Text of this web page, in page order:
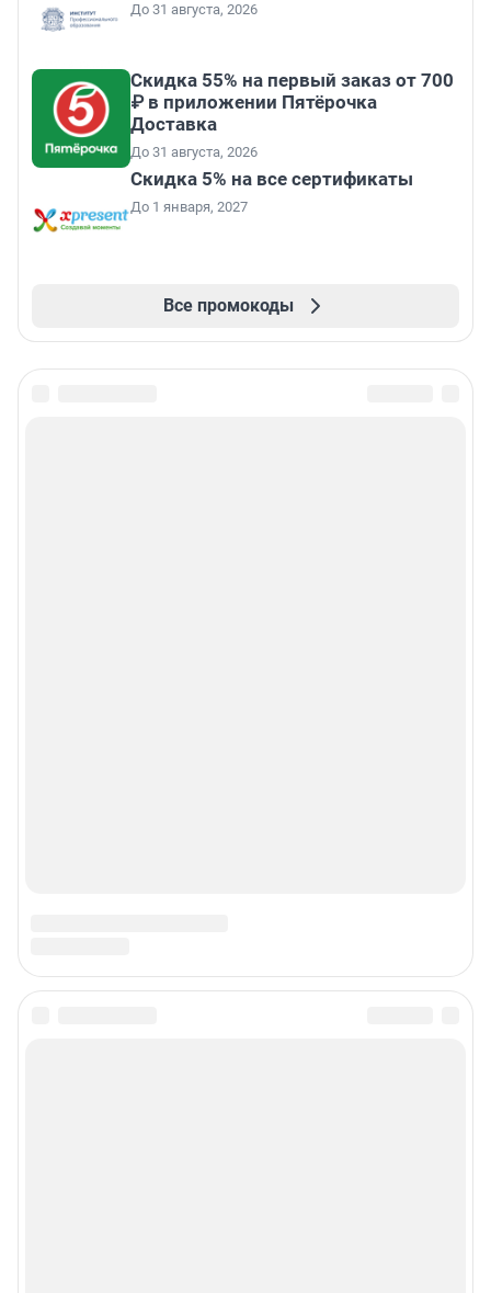
До 31 августа, 2026
Скидка 55% на первый заказ от 700
₽ в приложении Пятёрочка
Доставка
До 31 августа, 2026
Скидка 5% на все сертификаты
До 1 января, 2027
Все промокоды